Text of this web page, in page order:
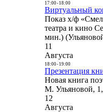
17:00- 18:00
Виртуальный
Показ х/ф
театра и кино
мин.)
11
Августа
18:00- 19:00
Презентация
Новая книга
М. Ульяновой,
12
Августа